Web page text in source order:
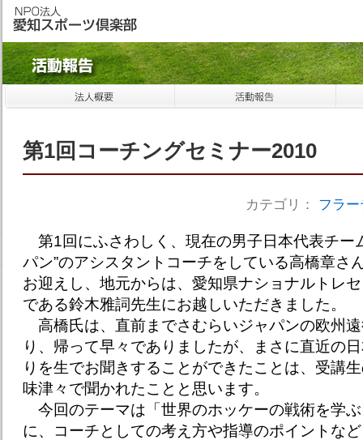
第1回コーチングセミナー2010
カテゴリ： フラ
第1回にふさわしく、現在の男子日本代表チー
パン”のアシスタントコーチをしている高橋章さ
お迎えし、地元からは、愛知県ナショナルトレ
である鈴木雅詞先生にお越しいただきました。
高橋氏は、直前までさむらいジャパンの欧州
り、帰って早々でありましたが、まさに直近の
りを生でお聞きすることができたことは、受講
味津々で聞かれたことと思います。
今回のテーマは「世界のホッケーの戦術を学
に、コーチとしての考え方や指導のポイントな